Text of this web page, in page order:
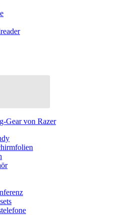
Gear von Razer